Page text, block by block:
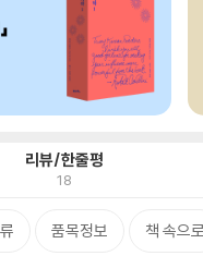
리뷰/한줄평
18
품목정보 책 속으로